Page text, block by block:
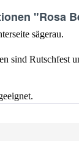
"Rosa
sägerau.
sind Rutschfest